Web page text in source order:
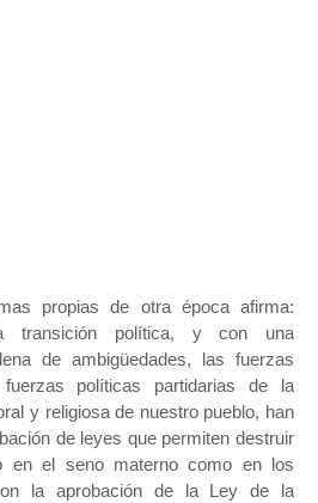
propias de otra época afirma:
transición política, y con una
de ambigüedades, las fuerzas
políticas partidarias de la
y religiosa de nuestro pueblo, han
de leyes que permiten destruir
en el seno materno como en los
la aprobación de la Ley de la